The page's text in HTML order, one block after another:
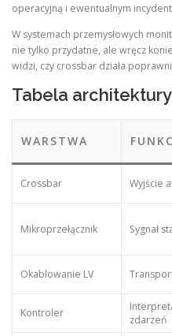
operacyjną i ewentualnym
W systemach przemysłowych
nie tylko przydatne, ale wręcz
widzi, czy crossbar działa
Tabela architektury
WARSTWA
Crossbar Wyjście
Mikroprzełącznik Sygnał
Okablowanie LV
Kontroler
zdarzeń